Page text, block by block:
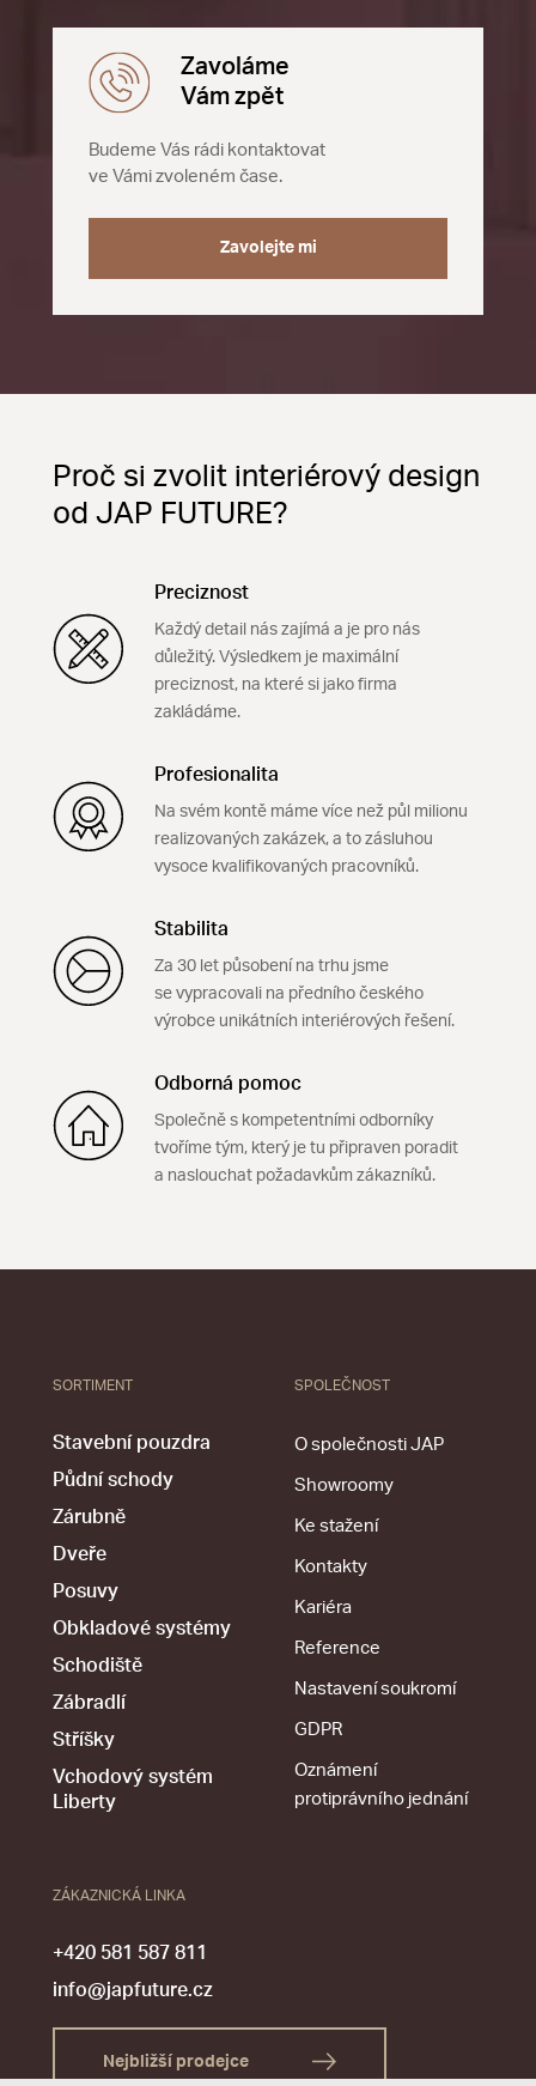
Zavoláme
Vám zpět
Budeme Vás rádi kontaktovat
ve Vámi zvoleném čase.
Zavolejte mi
Proč si zvolit interiérový design
od JAP FUTURE?
Preciznost
Každý detail nás zajímá a je pro nás
důležitý. Výsledkem je maximální
preciznost, na které si jako firma
zakládáme.
Profesionalita
Na svém kontě máme více než půl milionu
realizovaných zakázek, a to zásluhou
vysoce kvalifikovaných pracovníků.
Stabilita
Za 30 let působení na trhu jsme
se vypracovali na předního českého
výrobce unikátních interiérových řešení.
Odborná pomoc
Společně s kompetentními odborníky
tvoříme tým, který je tu připraven poradit
a naslouchat požadavkům zákazníků.
SORTIMENT
Stavební pouzdra
Půdní schody
Zárubně
Dveře
Posuvy
Obkladové systémy
Schodiště
Zábradlí
Stříšky
Vchodový systém
Liberty
SPOLEČNOST
O společnosti JAP
Showroomy
Ke stažení
Kontakty
Kariéra
Reference
Nastavení soukromí
GDPR
Oznámení
protiprávního jednání
ZÁKAZNICKÁ LINKA
+420 581 587 811
info@japfuture.cz
Nejbližší prodejce